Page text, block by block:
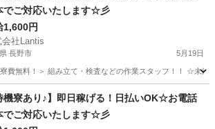
でご対応いたします☆彡
1,600円
会社Lantis
長野市 5月19日
寮費無料！＞ 組み立て・検査などの作業スタッフ！！
場 時給
機寮あり♪】即日稼げる！日払いOK☆お電話
でご対応いたします☆彡